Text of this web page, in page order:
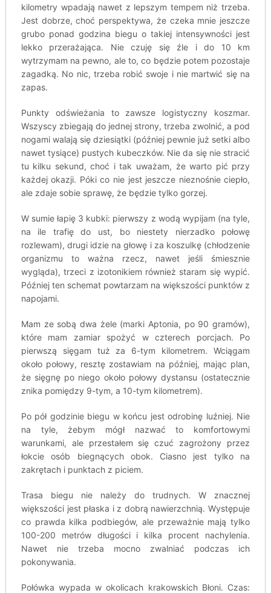
kilometry wpadają nawet z lepszym tempem niż trzeba.
Jest dobrze, choć perspektywa, że czeka mnie jeszcze
grubo ponad godzina biegu o takiej intensywności jest
lekko przerażająca. Nie czuję się źle i do 10 km
wytrzymam na pewno, ale to, co będzie potem pozostaje
zagadką. No nic, trzeba robić swoje i nie martwić się na
zapas.
Punkty odświeżania to zawsze logistyczny koszmar.
Wszyscy zbiegają do jednej strony, trzeba zwolnić, a pod
nogami walają się dziesiątki (później pewnie już setki albo
nawet tysiące) pustych kubeczków. Nie da się nie stracić
tu kilku sekund, choć i tak uważam, że warto pić przy
każdej okazji. Póki co nie jest jeszcze nieznośnie ciepło,
ale zdaje sobie sprawę, że będzie tylko gorzej.
W sumie łapię 3 kubki: pierwszy z wodą wypijam (na tyle,
na ile trafię do ust, bo niestety nierzadko połowę
rozlewam), drugi idzie na głowę i za koszulkę (chłodzenie
organizmu to ważna rzecz, nawet jeśli śmiesznie
wygląda), trzeci z izotonikiem również staram się wypić.
Później ten schemat powtarzam na większości punktów z
napojami.
Mam ze sobą dwa żele (marki Aptonia, po 90 gramów),
które mam zamiar spożyć w czterech porcjach. Po
pierwszą sięgam tuż za 6-tym kilometrem. Wciągam
około połowy, resztę zostawiam na później, mając plan,
że sięgnę po niego około połowy dystansu (ostatecznie
znika pomiędzy 9-tym, a 10-tym kilometrem).
Po pół godzinie biegu w końcu jest odrobinę luźniej. Nie
na tyle, żebym mógł nazwać to komfortowymi
warunkami, ale przestałem się czuć zagrożony przez
łokcie osób biegnących obok. Ciasno jest tylko na
zakrętach i punktach z piciem.
Trasa biegu nie należy do trudnych. W znacznej
większości jest płaska i z dobrą nawierzchnią. Występuje
co prawda kilka podbiegów, ale przeważnie mają tylko
100-200 metrów długości i kilka procent nachylenia.
Nawet nie trzeba mocno zwalniać podczas ich
pokonywania.
Połówka wypada w okolicach krakowskich Błoni. Czas: